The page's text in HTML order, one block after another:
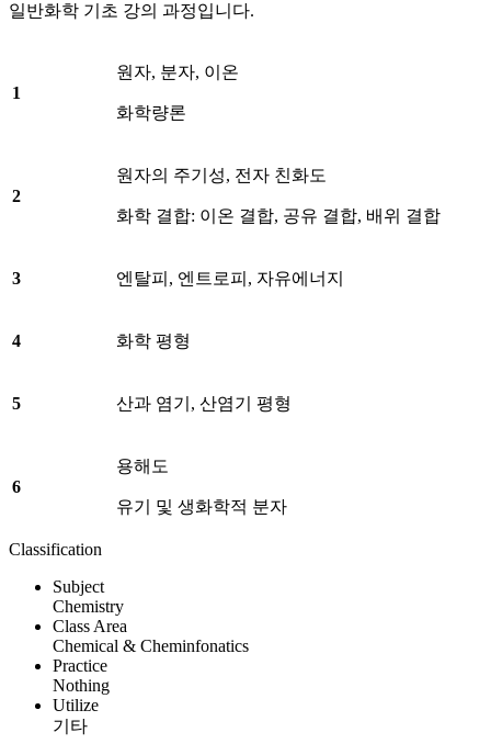
일반화학 기초 강의 과정입니다.
1
원자, 분자, 이온
화학량론
2
원자의 주기성, 전자 친화도
화학 결합: 이온 결합, 공유 결합, 배위 결합
3 엔탈피, 엔트로피, 자유에너지
4 화학 평형
5 산과 염기, 산염기 평형
6
용해도
유기 및 생화학적 분자
Classification
Subject
Chemistry
Class Area
Chemical & Cheminfonatics
Practice
Nothing
Utilize
기타